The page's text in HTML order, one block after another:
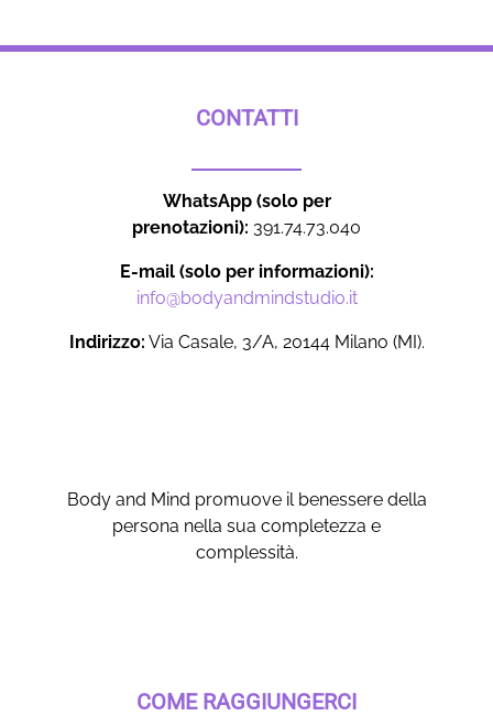
CONTATTI
WhatsApp (solo per
prenotazioni): 391.74.73.040
E-mail (solo per informazioni):
info@bodyandmindstudio.it
Indirizzo: Via Casale, 3/A, 20144 Milano (MI).
Body and Mind promuove il benessere della
persona nella sua completezza e
complessità.
COME RAGGIUNGERCI